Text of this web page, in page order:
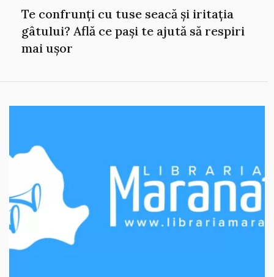
Te confrunți cu tuse seacă și iritația
gâtului? Află ce pași te ajută să respiri
mai ușor